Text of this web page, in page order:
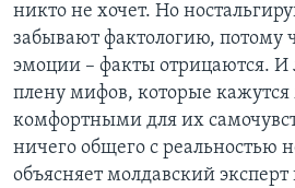
никто не хочет. Но
забывают фактологию, потому
эмоции – факты отрицаются. И
плену мифов, которые
комфортными для их
ничего общего с реальностью
объясняет молдавский